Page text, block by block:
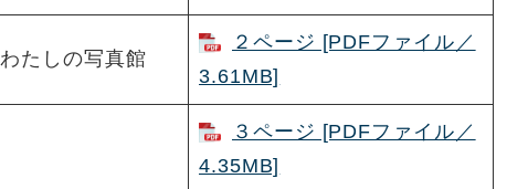
たしの写真館
２ページ [PDFファイル／
3.61MB]
３ページ [PDFファイル／
4.35MB]